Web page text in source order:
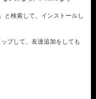
検索して、インストールし
プして、友達追加をしても